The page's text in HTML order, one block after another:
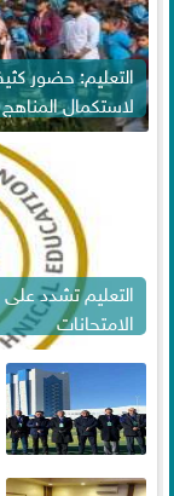
التعليم: حضور
لاستكمال المناهج
الامتحانات